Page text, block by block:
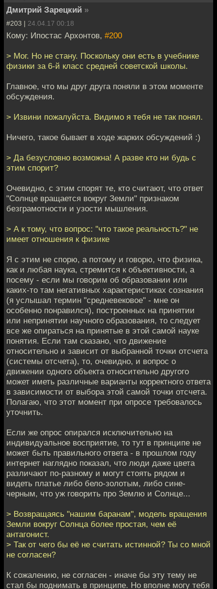
Дмитрий Зарецкий »
#203 | 24.04.17 00:18
Кому: Ипостас Архонтов, #200
> Мог. Но не стану. Поскольку они есть в учебнике
физики за 6-й класс средней советской школы.
Главное, что мы друг друга поняли в этом моменте
обсуждения.
> Извини пожалуйста. Видимо я тебя не так понял.
Ничего, такое бывает в ходе жарких обсуждений :)
> Да безусловно возможна! А разве кто ни будь с
этим спорит?
Очевидно, с этим спорят те, кто считают, что ответ
"Солнце вращается вокруг Земли" признаком
безграмотности и узости мышления.
> А к тому, что вопрос: "что такое реальность?" не
имеет отношения к физике
Я с этим не спорю, а потому и говорю, что физика,
как и любая наука, стремится к объективности, а
посему - если мы говорим об образовании или
каких-то там негативных характеристиках сознания
(я услышал термин "средневековое" - мне он
особенно понравился), построенных на принятии
или непринятии научного образования, то следует
все же опираться на принятые в этой самой науке
понятия. Если там сказано, что движение
относительно и зависит от выбранной точки отсчета
(системы отсчета), то, очевидно, и вопрос о
движении одного объекта относительно другого
может иметь различные варианты корректного ответа
в зависимости от выбора этой самой точки отсчета.
Полагаю, что этот момент при опросе требовалось
уточнить.
Если же опрос опирался исключительно на
индивидуальное восприятие, то тут в принципе не
может быть правильного ответа - в прошлом году
интернет наглядно показал, что люди даже цвета
различают по-разному и могут стоять рядом и
видеть платье либо бело-золотым, либо сине-
черным, что уж говорить про Землю и Солнце...
> Возвращаясь "нашим баранам", модель вращения
Земли вокруг Солнца более простая, чем её
антагонист.
> Так от чего бы её не считать истинной? Ты со мной
не согласен?
К сожалению, не согласен - иначе бы эту тему не
стал бы поднимать в принципе. Но вполне могу тебя